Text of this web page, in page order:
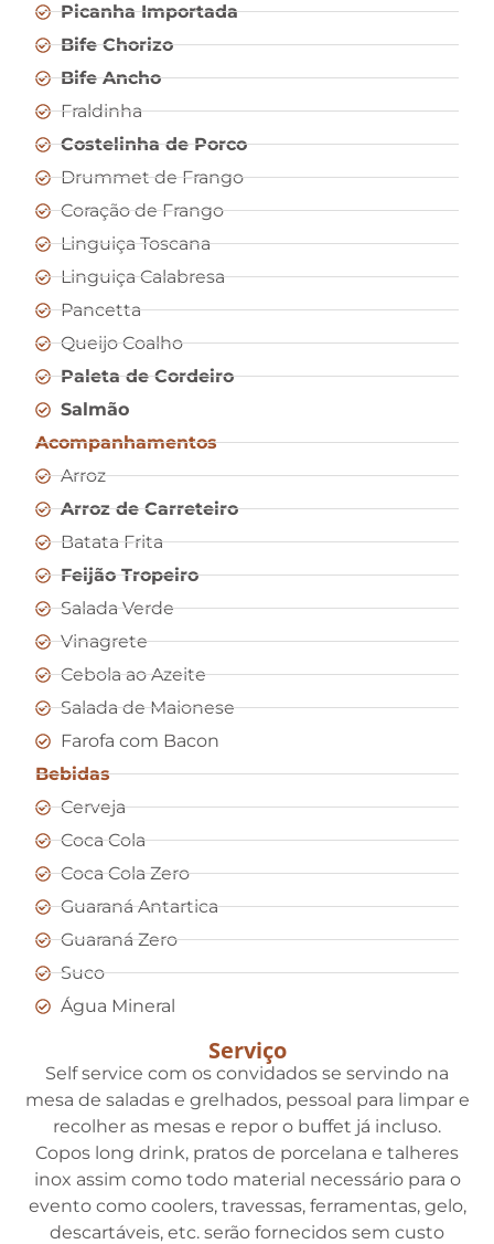
Picanha Importada
Bife Chorizo
Bife Ancho
Fraldinha
Costelinha de Porco
Drummet de Frango
Coração de Frango
Linguiça Toscana
Linguiça Calabresa
Pancetta
Queijo Coalho
Paleta de Cordeiro
Salmão
Acompanhamentos
Arroz
Arroz de Carreteiro
Batata Frita
Feijão Tropeiro
Salada Verde
Vinagrete
Cebola ao Azeite
Salada de Maionese
Farofa com Bacon
Bebidas
Cerveja
Coca Cola
Coca Cola Zero
Guaraná Antartica
Guaraná Zero
Suco
Água Mineral
Serviço
Self service com os convidados se servindo na
mesa de saladas e grelhados, pessoal para limpar e
recolher as mesas e repor o buffet já incluso.
Copos long drink, pratos de porcelana e talheres
inox assim como todo material necessário para o
evento como coolers, travessas, ferramentas, gelo,
descartáveis, etc. serão fornecidos sem custo